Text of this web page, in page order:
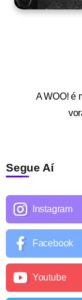
AWOO! é
Segue Aí
Instagram
Facebook
Youtube